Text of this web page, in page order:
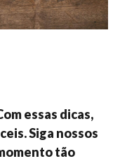
essas dicas,
Siga nossos
tão